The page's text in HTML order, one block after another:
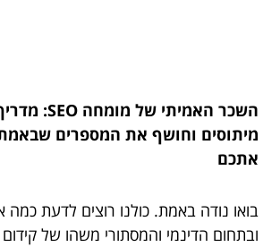
מיתוסים וחושף את המספרים שבאמת
אתכם
בואו נודה באמת. כולנו רוצים לדעת כמה